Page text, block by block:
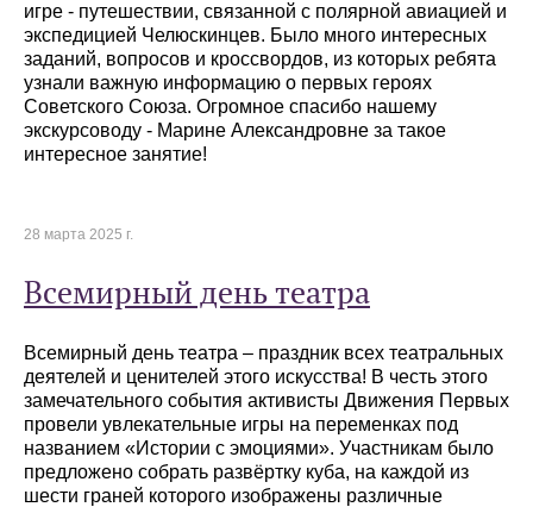
игре - путешествии, связанной с полярной авиацией и
экспедицией Челюскинцев. Было много интересных
заданий, вопросов и кроссвордов, из которых ребята
узнали важную информацию о первых героях
Советского Союза. Огромное спасибо нашему
экскурсоводу - Марине Александровне за такое
интересное занятие!
28 марта 2025 г.
Всемирный день театра
Всемирный день театра – праздник всех театральных
деятелей и ценителей этого искусства! В честь этого
замечательного события активисты Движения Первых
провели увлекательные игры на переменках под
названием «Истории с эмоциями». Участникам было
предложено собрать развёртку куба, на каждой из
шести граней которого изображены различные